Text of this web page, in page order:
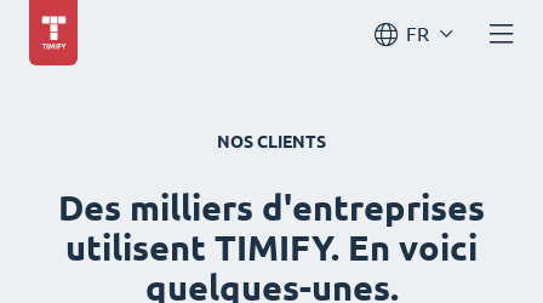
FR
NOS CLIENTS
Des milliers d'entreprises
utilisent TIMIFY. En voici
quelques-unes.